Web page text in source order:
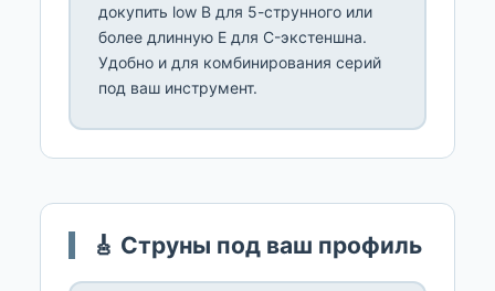
докупить low B для 5-струнного или
более длинную E для C-экстеншна.
Удобно и для комбинирования серий
под ваш инструмент.
🎸 Струны под ваш профиль